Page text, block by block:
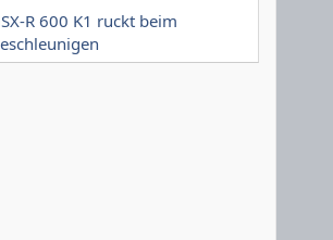
R 600 K1 ruckt beim